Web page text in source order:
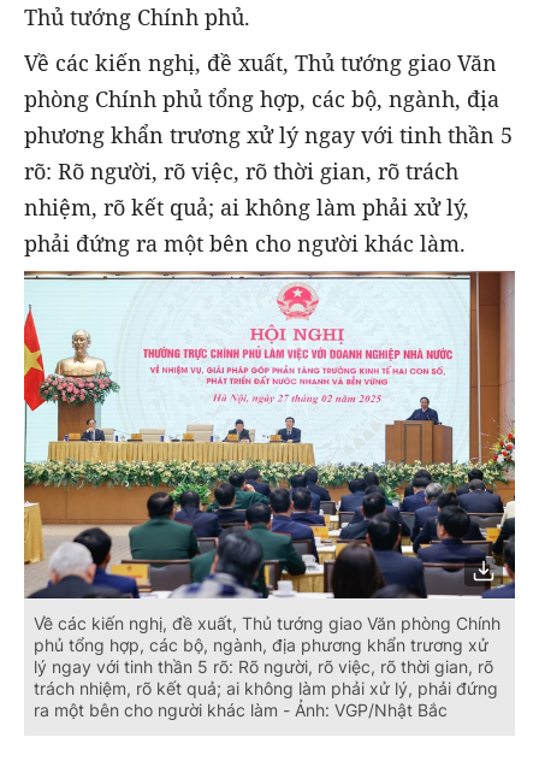
Thủ tướng Chính phủ.
Về các kiến nghị, đề xuất, Thủ tướng giao Văn
phòng Chính phủ tổng hợp, các bộ, ngành, địa
phương khẩn trương xử lý ngay với tinh thần 5
rõ: Rõ người, rõ việc, rõ thời gian, rõ trách
nhiệm, rõ kết quả; ai không làm phải xử lý,
phải đứng ra một bên cho người khác làm.
Về các kiến nghị, đề xuất, Thủ tướng giao Văn phòng Chính
phủ tổng hợp, các bộ, ngành, địa phương khẩn trương xử
lý ngay với tinh thần 5 rõ: Rõ người, rõ việc, rõ thời gian, rõ
trách nhiệm, rõ kết quả; ai không làm phải xử lý, phải đứng
ra một bên cho người khác làm - Ảnh: VGP/Nhật Bắc